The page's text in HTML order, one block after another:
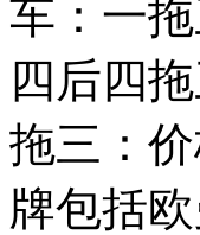
车：一
四后四
拖三：
牌包括